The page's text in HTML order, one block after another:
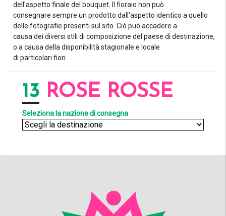
dell'aspetto finale del bouquet. Il fioraio non può
consegnare sempre un prodotto dall'aspetto identico a quello
delle fotografie presenti sul sito. Ciò può accadere a
causa dei diversi stili di composizione del paese di destinazione,
o a causa della disponibilità stagionale e locale
di particolari fiori.
13 ROSE ROSSE
Seleziona la nazione di consegna